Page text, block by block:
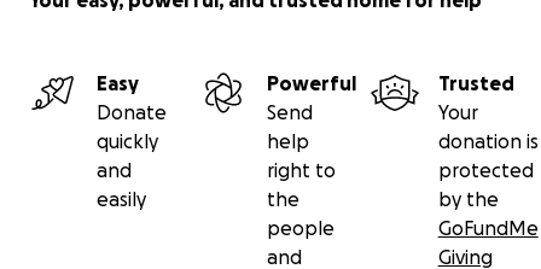
Easy
Donate
quickly
and
easily
Powerful
Send
help
right to
the
people
and
Trusted
Your
donation is
protected
by the
GoFundMe
Giving